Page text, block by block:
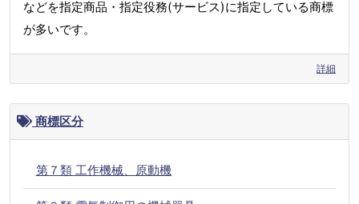
などを指定商品・指定役務(サービス)に指定している商標
が多いです。
詳細
商標区分
第７類 工作機械、原動機